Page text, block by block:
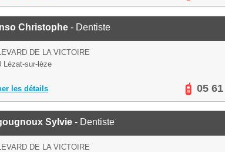
Christophe - Dentiste
DE LA VICTOIRE
Lézat-sur-lèze
les détails 05
Sylvie - Dentiste
DE LA VICTOIRE